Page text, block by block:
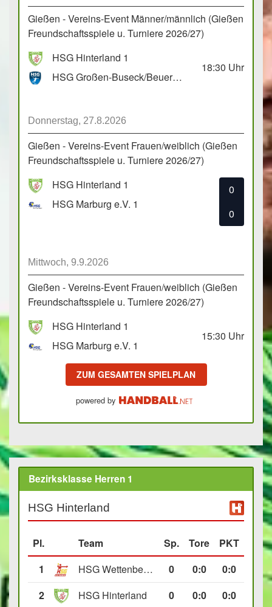
Gießen - Vereins-Event Männer/männlich (Gießen
Freundschaftsspiele u. Turniere 2026/27)
HSG Hinterland 1
HSG Großen-Buseck/Beuern 1
18:30 Uhr
Donnerstag, 27.8.2026
Gießen - Vereins-Event Frauen/weiblich (Gießen
Freundschaftsspiele u. Turniere 2026/27)
HSG Hinterland 1
HSG Marburg e.V. 1
0
0
Mittwoch, 9.9.2026
Gießen - Vereins-Event Frauen/weiblich (Gießen
Freundschaftsspiele u. Turniere 2026/27)
HSG Hinterland 1
HSG Marburg e.V. 1
15:30 Uhr
ZUM GESAMTEN SPIELPLAN
powered by
Bezirksklasse Herren 1
HSG Hinterland
Pl. Team Sp. Tore
PKT
1
HSG Wettenberg III 0 0:0
0:0
2
HSG Hinterland 0 0:0 0:0